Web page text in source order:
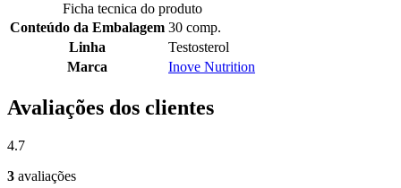
Ficha tecnica do produto
Conteúdo da Embalagem 30 comp.
Linha
Testosterol
Marca
Inove Nutrition
Avaliações dos clientes
4.7
3 avaliações